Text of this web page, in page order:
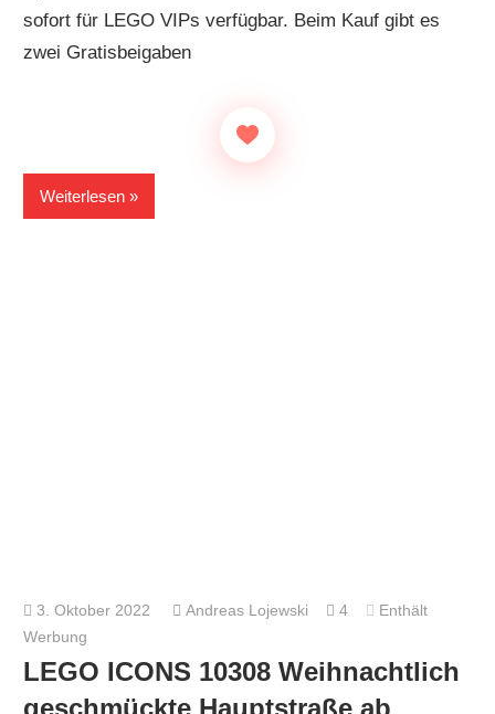
sofort für LEGO VIPs verfügbar. Beim Kauf gibt es
zwei Gratisbeigaben
Weiterlesen
3. Oktober 2022 Andreas Lojewski 4
Enthält
Werbung
LEGO ICONS 10308 Weihnachtlich